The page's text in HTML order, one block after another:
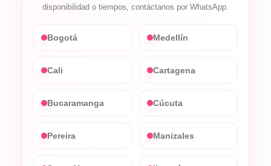
disponibilidad o tiempos, contáctanos por WhatsApp.
Bogotá Medellín
Cali Cartagena
Bucaramanga Cúcuta
Pereira Manizales